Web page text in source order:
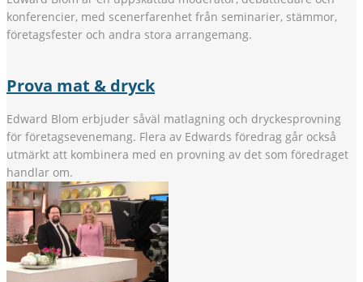
konferencier, med scenerfarenhet från seminarier, stämmor,
företagsfester och andra stora arrangemang.
Prova mat & dryck
Edward Blom erbjuder såväl matlagning och dryckesprovning
för företagsevenemang. Flera av Edwards föredrag går också
utmärkt att kombinera med en provning av det som föredraget
handlar om.